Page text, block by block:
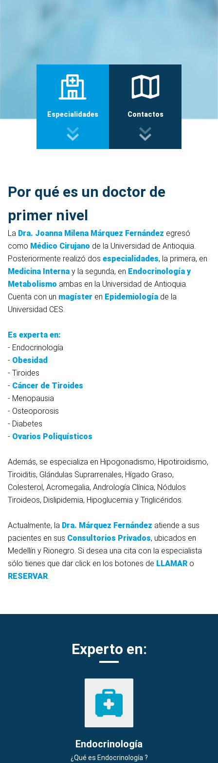
Especialidades Contactos
Por qué es un doctor de
primer nivel
La Dra. Joanna Milena Márquez Fernández egresó
como Médico Cirujano de la Universidad de Antioquia.
Posteriormente realizó dos especialidades, la primera, en
Medicina Interna y la segunda, en Endocrinología y
Metabolismo ambas en la Universidad de Antioquia.
Cuenta con un magíster en Epidemiología de la
Universidad CES.
Es experta en:
- Endocrinología
- Obesidad
- Tiroides
- Cáncer de Tiroides
- Menopausia
- Osteoporosis
- Diabetes
- Ovarios Poliquísticos
Además, se especializa en Hipogonadismo, Hipotiroidismo,
Tiroiditis, Glándulas Suprarrenales, Hígado Graso,
Colesterol, Acromegalia, Andrología Clínica, Nódulos
Tiroideos, Dislipidemia, Hipoglucemia y Triglicéridos.
Actualmente, la Dra. Márquez Fernández atiende a sus
pacientes en sus Consultorios Privados, ubicados en
Medellín y Rionegro. Si desea una cita con la especialista
sólo tienes que dar click en los botones de LLAMAR o
RESERVAR.
Experto en:
Endocrinología
¿Qué es Endocrinología ?